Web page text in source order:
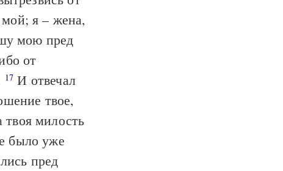
мой; я – жена,
мою пред
от
17 И отвечал
твое,
твоя милость
было уже
пред